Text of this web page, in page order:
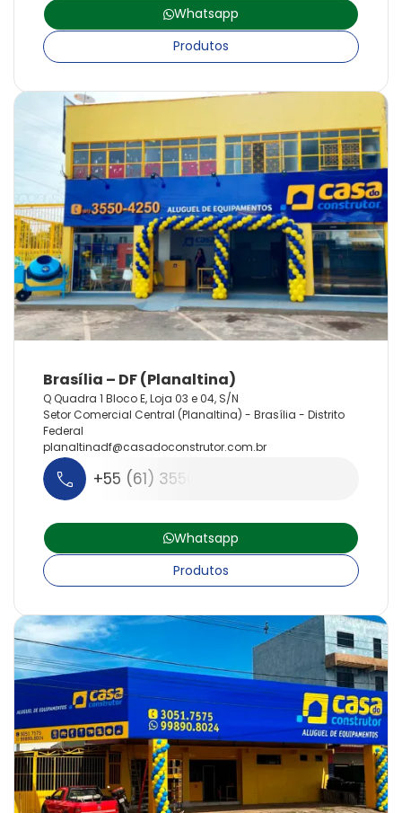
Whatsapp
Produtos
Q Quadra 1 Bloco E, Loja 03 e 04, S/N
Setor Comercial Central (Planaltina) - Brasília - Distrito
Federal
planaltinadf@casadoconstrutor.com.br
+55 (61) 3550-4250
Whatsapp
Produtos